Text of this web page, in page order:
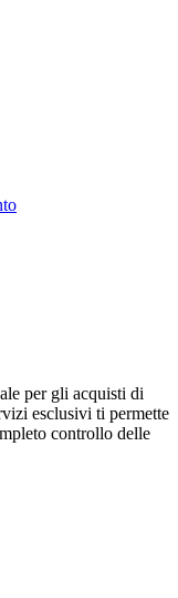
per gli acquisti di
esclusivi ti permette
controllo delle